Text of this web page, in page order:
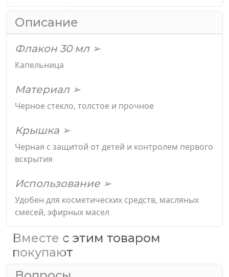
Описание
Флакон 30 мл ➢
Капельница
Материал ➢
Черное стекло, толстое и прочное
Крышка ➢
Черная с защитой от детей и контролем первого
вскрытия
Использование ➢
Удобен для косметических средств, масляных
смесей, эфирных масел
Вместе с этим товаром
покупают